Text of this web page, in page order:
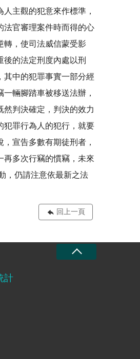
主觀的犯意來作標準，
法官審理案件時而得的心
轉，使司法威信蒙受影
的法定刑度內處以刑
其中的犯罪事實一部分經
輛腳踏車被移送法辦，
判決確定，判決的效力
犯罪行為人的犯行，就要
宣告多數有期徒刑者，
再多次行竊的慣竊，未來
，仍請注意依最新之法
回上一頁
計